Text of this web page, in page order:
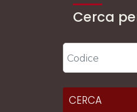
Cerca
CERCA